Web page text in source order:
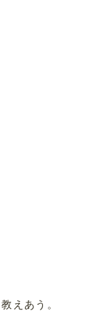
えあう。